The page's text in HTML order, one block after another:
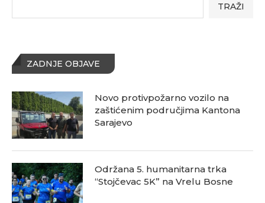
TRAŽI
ZADNJE OBJAVE
Novo protivpožarno vozilo na
zaštićenim područjima Kantona
Sarajevo
Održana 5. humanitarna trka
“Stojčevac 5K” na Vrelu Bosne